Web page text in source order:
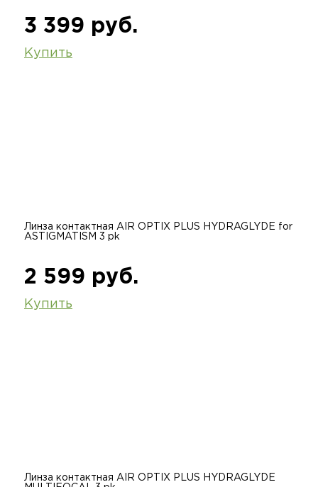
3 399 руб.
Купить
Линза контактная AIR OPTIX PLUS HYDRAGLYDE for
ASTIGMATISM 3 pk
2 599 руб.
Купить
Линза контактная AIR OPTIX PLUS HYDRAGLYDE